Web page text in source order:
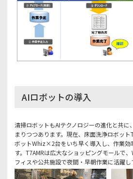
AIロボットの導入
清掃ロボットもAIテクノロジーの進化と共に
まりつつあります。現在、床面洗浄ロボッ
ボットWhiz×2台をいち早く導入し、作業効
す。T7AMRは広大なショッピングモールで
フィスや公共施設で夜間・早朝作業に活躍し